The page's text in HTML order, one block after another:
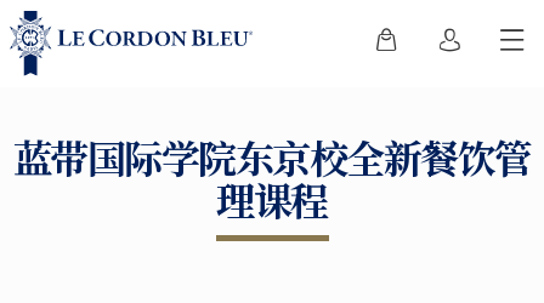
蓝带国际学院东京校全新餐饮管
理课程